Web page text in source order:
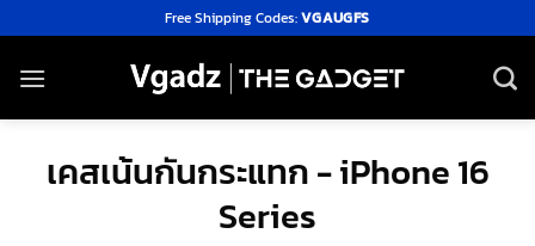
to
content
Free Shipping Codes:VGAUGFS
เคสเน้นกันกระแทก - iPhone 16
Series